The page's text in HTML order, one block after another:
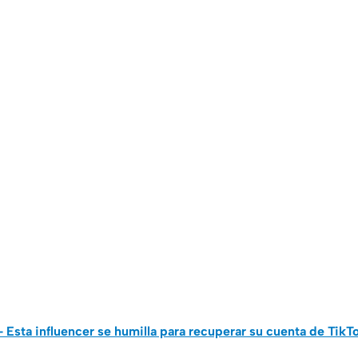
influencer se humilla para recuperar su cuenta de